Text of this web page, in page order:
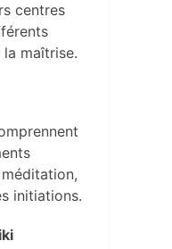
centres
maîtrise.
initiations.